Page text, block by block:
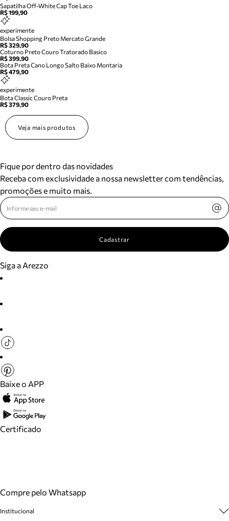
Sapatilha Off-White Cap Toe Laco
R$ 199,90
experimente
Bolsa Shopping Preto Mercato Grande
R$ 329,90
Coturno Preto Couro Tratorado Basico
R$ 399,90
Bota Preta Cano Longo Salto Baixo Montaria
R$ 479,90
experimente
Bota Classic Couro Preta
R$ 379,90
Veja mais produtos
Fique por dentro das novidades
Receba com exclusividade a nossa newsletter com tendências,
promoções e muito mais.
Cadastrar
Siga a Arezzo
Baixe o APP
Certificado
Compre pelo Whatsapp
Institucional